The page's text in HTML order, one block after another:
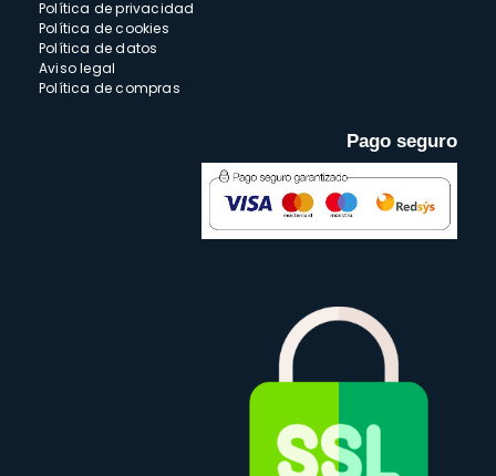
Política de privacidad
Política de cookies
Política de datos
Aviso legal
Política de compras
Pago seguro